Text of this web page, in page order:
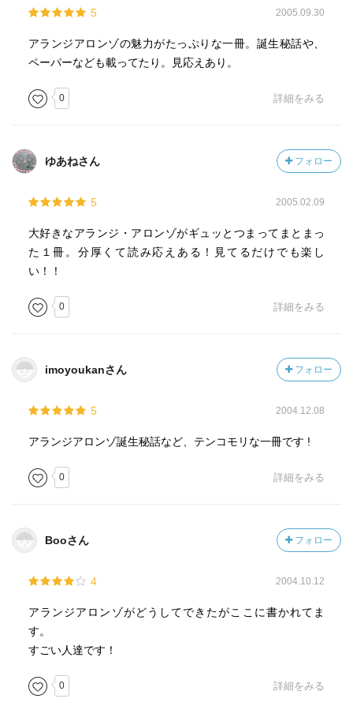
5 2005.09.30
アランジアロンゾの魅力がたっぷりな一冊。誕生秘話や、
ペーパーなども載ってたり。見応えあり。
0 詳細をみる
ゆあねさん フォロー
5 2005.02.09
大好きなアランジ・アロンゾがギュッとつまってまとまっ
た１冊。分厚くて読み応えある！見てるだけでも楽し
い！！
0 詳細をみる
imoyoukanさん フォロー
5 2004.12.08
アランジアロンゾ誕生秘話など、テンコモリな一冊です !
0 詳細をみる
Booさん フォロー
4 2004.10.12
アランジアロンゾがどうしてできたがここに書かれてま
す。
すごい人達です！
0 詳細をみる